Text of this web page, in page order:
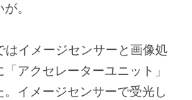
。
イメージセンサーと画像処
アクセレーターユニット」
イメージセンサーで受光し